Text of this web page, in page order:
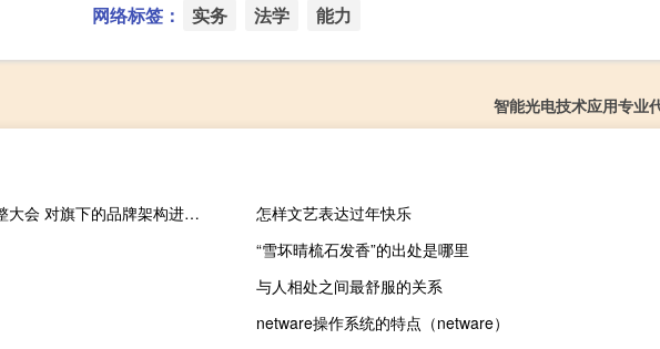
网络标签： 实务 法学 能力
智能光电技术应用专业
车评头条：吉利汽车召开高层组织架构调整大会 对旗下的品牌架构进行新一轮调整
怎样文艺表达过年快乐
“雪坏晴梳石发香”的出处是哪里
与人相处之间最舒服的关系
netware操作系统的特点（netware）